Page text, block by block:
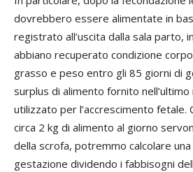
dovrebbero essere alimentate in
registrato all’uscita dalla sala parto,
abbiano recuperato condizione
grasso e peso entro gli 85 giorni di
surplus di alimento fornito
utilizzato per l’accrescimento fetale.
circa 2 kg di alimento al giorno
della scrofa, potremmo calcolare
gestazione dividendo i fabbisogni